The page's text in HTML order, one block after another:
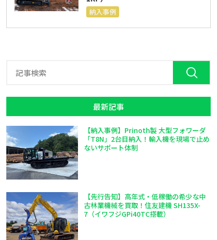
納入事例
最新記事
【納入事例】Prinoth製 大型フォワーダ
「T8N」2台目納入！輸入機を現場で止め
ないサポート体制
【先行告知】高年式・低稼働の希少な中
古林業機械を買取！住友建機 SH135X-
7（イワフジGPi40TC搭載）